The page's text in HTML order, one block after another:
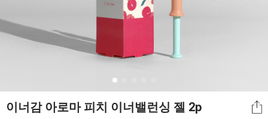
이너감 아로마 피치 이너밸런싱 젤 2p